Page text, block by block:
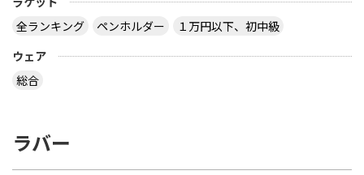
全ランキング
ペンホルダー
１万円以下、初中級
ウェア
総合
ラバー